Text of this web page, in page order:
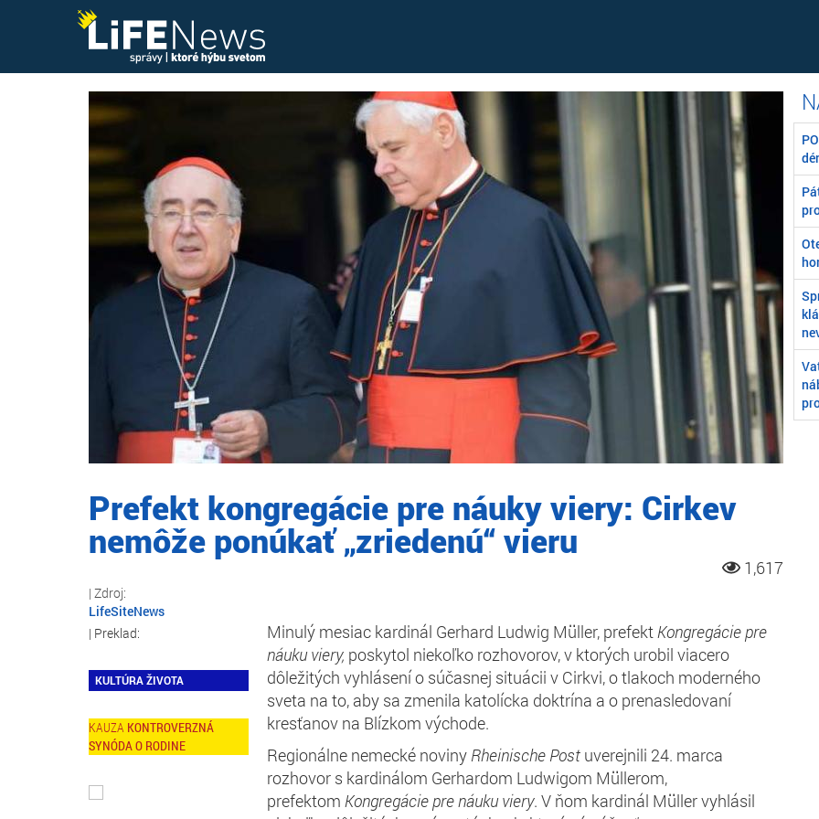
Prefekt kongregácie pre náuky viery: Cirkev
nemôže ponúkať „zriedenú“ vieru
1,617
LifeSiteNews
KULTÚRA ŽIVOTA
KONTROVERZNÁ
SYNÓDA O RODINE
Minulý mesiac kardinál Gerhard Ludwig Müller, prefektKongregácie pre
náuku viery, poskytol niekoľko rozhovorov, v ktorých urobil viacero
dôležitých vyhlásení o súčasnej situácii v Cirkvi, o tlakoch moderného
sveta na to, aby sa zmenila katolícka doktrína a o prenasledovaní
kresťanov na Blízkom východe.
Regionálne nemecké noviny Rheinische Post uverejnili 24. marca
rozhovor s kardinálom Gerhardom Ludwigom Müllerom,
prefektom Kongregácie pre náuku viery. V ňom kardinál Müller vyhlásil